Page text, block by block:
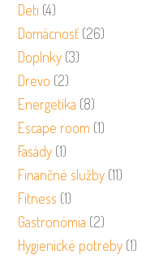
Deti (4)
Domácnosť (26)
Doplnky (3)
Drevo (2)
Energetika (8)
Escape room (1)
Fasády (1)
Finančné služby (11)
Fitness (1)
Gastronómia (2)
Hygienické potreby (1)